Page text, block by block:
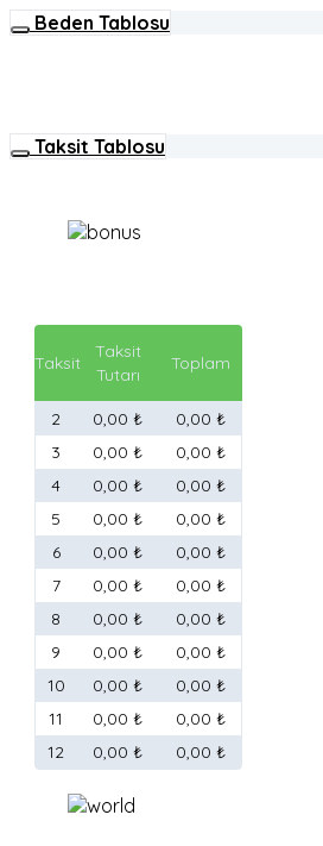
Beden Tablosu
Taksit Tablosu
Taksit
Taksit
Tutarı
Toplam
2 0,00 ₺
0,00 ₺
3
0,00 ₺
0,00 ₺
4
0,00 ₺
0,00 ₺
5
0,00 ₺
0,00 ₺
6
0,00 ₺
0,00 ₺
7
0,00 ₺
0,00 ₺
8
0,00 ₺
0,00 ₺
9
0,00 ₺
0,00 ₺
10
0,00 ₺
0,00 ₺
11
0,00 ₺
0,00 ₺
12
0,00 ₺ 0,00 ₺